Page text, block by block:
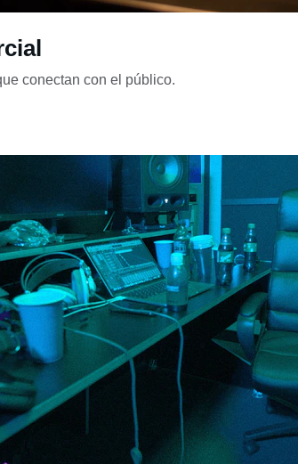
conectan con el público.